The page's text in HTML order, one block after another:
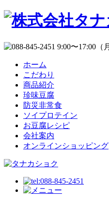
ホーム
こだわり
商品紹介
珍味豆腐
防災非常食
ソイプロテイン
お豆腐レシピ
会社案内
オンラインショッピング